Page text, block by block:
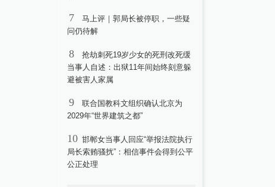
7
马上评｜郭局长被停职，一些疑
问仍待解
8
抢劫刺死19岁少女的死刑改死缓
当事人自述：出狱11年间始终刻意躲
避被害人家属
9
联合国教科文组织确认北京为
2029年“世界建筑之都”
10 邯郸女当事人回应“举报法院执行
局长索贿骚扰”：相信事件会得到公平
公正处理